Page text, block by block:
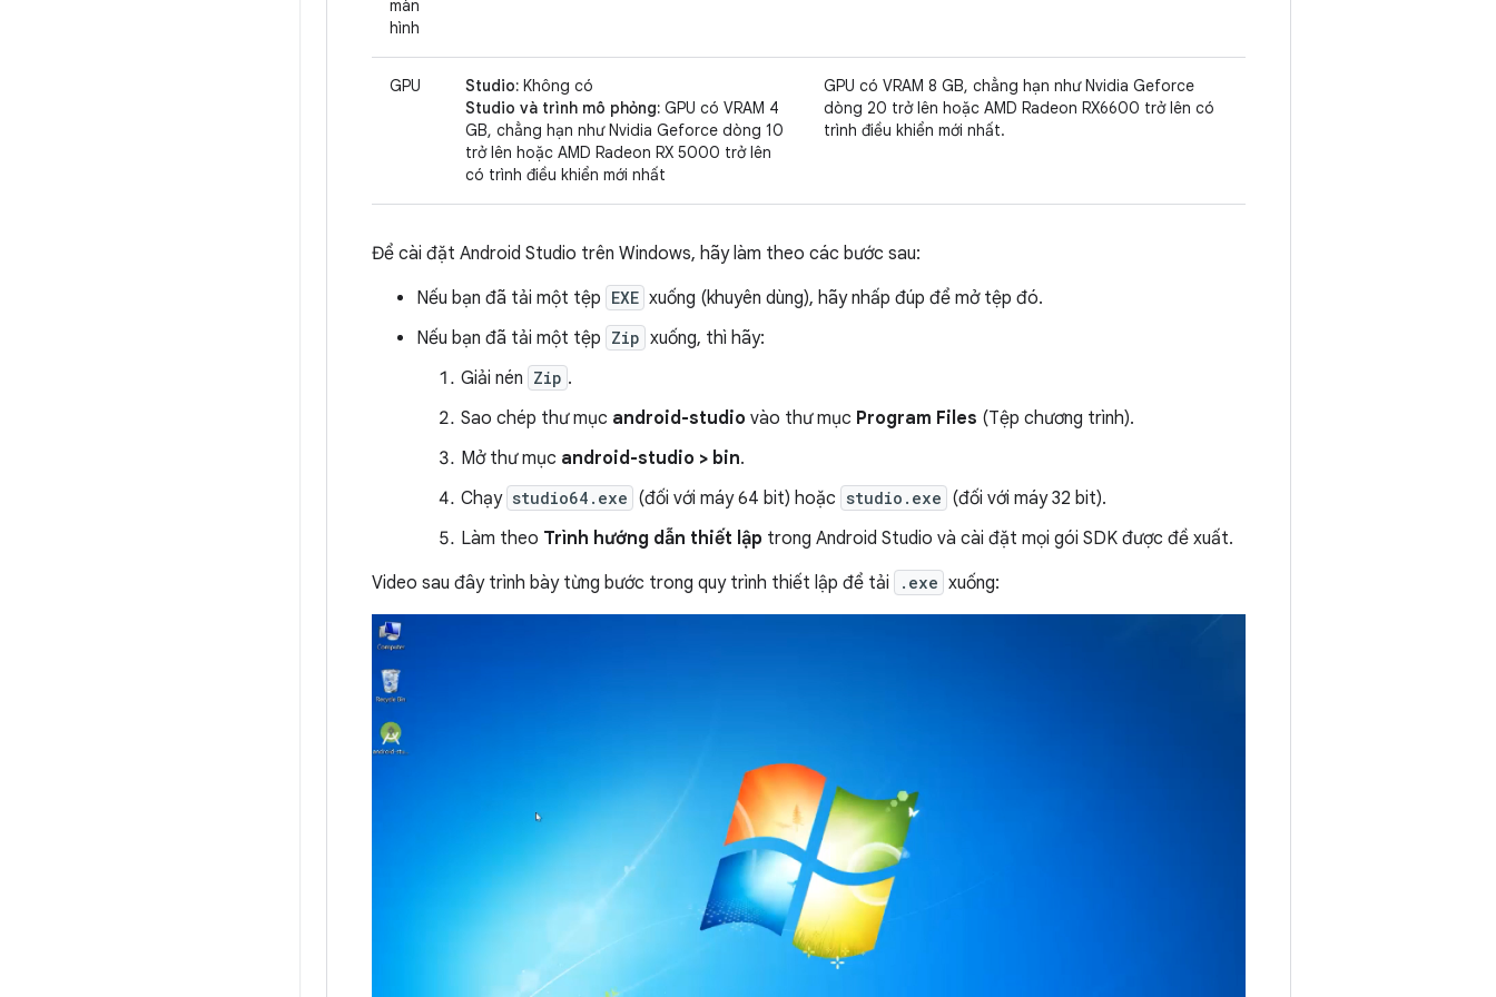
màn
hình
GPU Studio: Không có
Studio và trình mô phỏng: GPU có VRAM 4
GB, chẳng hạn như Nvidia Geforce dòng 10
trở lên hoặc AMD Radeon RX 5000 trở lên
có trình điều khiển mới nhất
GPU có VRAM 8 GB, chẳng hạn như Nvidia Geforce
dòng 20 trở lên hoặc AMD Radeon RX6600 trở lên có
trình điều khiển mới nhất.
Để cài đặt Android Studio trên Windows, hãy làm theo các bước sau:
Nếu bạn đã tải một tệp EXE xuống (khuyên dùng), hãy nhấp đúp để mở tệp đó.
Nếu bạn đã tải một tệp Zip xuống, thì hãy:
Giải nén Zip .
Sao chép thư mục android-studio vào thư mục Program Files (Tệp chương trình).
Mở thư mục android-studio > bin.
Chạy studio64.exe (đối với máy 64 bit) hoặc studio.exe (đối với máy 32 bit).
Làm theo Trình hướng dẫn thiết lập trong Android Studio và cài đặt mọi gói SDK được đề xuất.
Video sau đây trình bày từng bước trong quy trình thiết lập để tải
.exe xuống: